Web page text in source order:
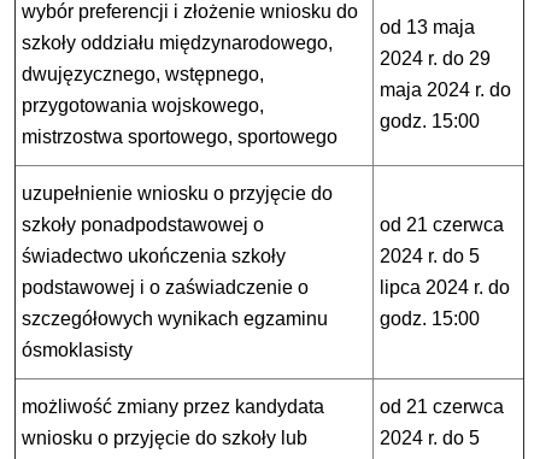
wybór preferencji i złożenie wniosku do
szkoły oddziału międzynarodowego,
dwujęzycznego, wstępnego,
przygotowania wojskowego,
mistrzostwa sportowego, sportowego
od 13 maja
2024 r. do 29
maja 2024 r. do
godz. 15:00
uzupełnienie wniosku o przyjęcie do
szkoły ponadpodstawowej o
świadectwo ukończenia szkoły
podstawowej i o zaświadczenie o
szczegółowych wynikach egzaminu
ósmoklasisty
od 21 czerwca
2024 r. do 5
lipca 2024 r. do
godz. 15:00
możliwość zmiany przez kandydata
wniosku o przyjęcie do szkoły lub
od 21 czerwca
2024 r. do 5